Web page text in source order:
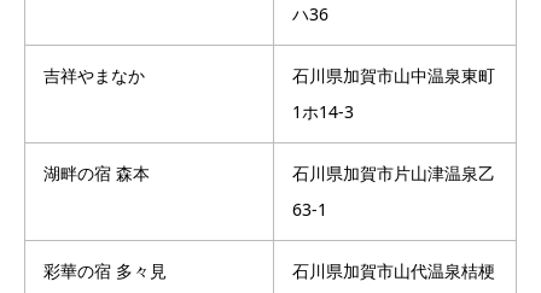
ハ36
吉祥やまなか
石川県加賀市山中温泉東町
1ホ14-3
湖畔の宿 森本
石川県加賀市片山津温泉乙
63-1
彩華の宿 多々見
石川県加賀市山代温泉桔梗